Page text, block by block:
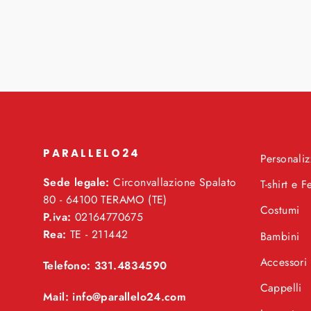
PARALLELO24
Sede legale: Circonvallazione Spalato
80 - 64100 TERAMO (TE)
P.iva: 02164770675
Rea: TE - 211442
Telefono: 331.4834590
Mail: info@parallelo24.com
T-shirt e
Costumi
Bambini
Accessori
Cappelli